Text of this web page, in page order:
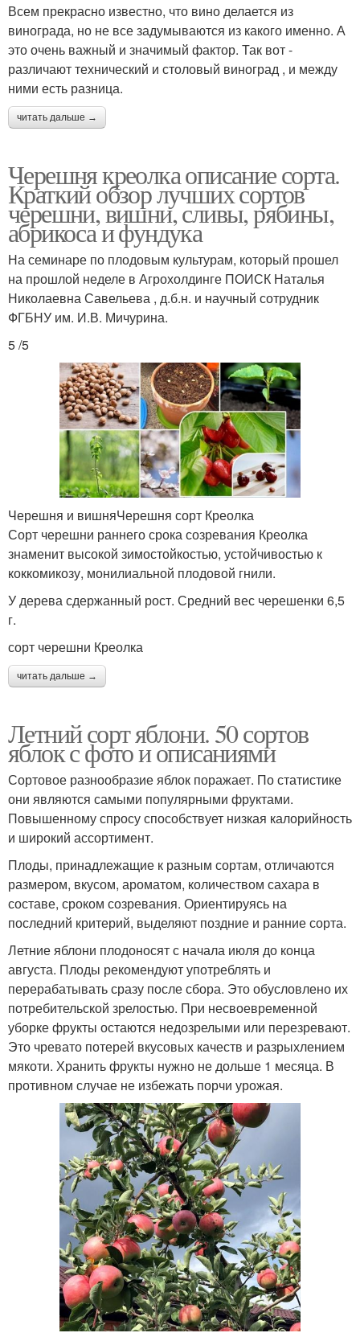
Всем прекрасно известно, что вино делается из
винограда, но не все задумываются из какого именно. А
это очень важный и значимый фактор. Так вот -
различают технический и столовый виноград , и между
ними есть разница.
читать дальше →
Черешня креолка описание сорта.
Краткий обзор лучших сортов
черешни, вишни, сливы, рябины,
абрикоса и фундука
На семинаре по плодовым культурам, который прошел
на прошлой неделе в Агрохолдинге ПОИСК Наталья
Николаевна Савельева , д.б.н. и научный сотрудник
ФГБНУ им. И.В. Мичурина.
5 /5
Черешня и вишняЧерешня сорт Креолка
Сорт черешни раннего срока созревания Креолка
знаменит высокой зимостойкостью, устойчивостью к
коккомикозу, монилиальной плодовой гнили.
У дерева сдержанный рост. Средний вес черешенки 6,5
г.
сорт черешни Креолка
читать дальше →
Летний сорт яблони. 50 сортов
яблок с фото и описаниями
Сортовое разнообразие яблок поражает. По статистике
они являются самыми популярными фруктами.
Повышенному спросу способствует низкая калорийность
и широкий ассортимент.
Плоды, принадлежащие к разным сортам, отличаются
размером, вкусом, ароматом, количеством сахара в
составе, сроком созревания. Ориентируясь на
последний критерий, выделяют поздние и ранние сорта.
Летние яблони плодоносят с начала июля до конца
августа. Плоды рекомендуют употреблять и
перерабатывать сразу после сбора. Это обусловлено их
потребительской зрелостью. При несвоевременной
уборке фрукты остаются недозрелыми или перезревают.
Это чревато потерей вкусовых качеств и разрыхлением
мякоти. Хранить фрукты нужно не дольше 1 месяца. В
противном случае не избежать порчи урожая.